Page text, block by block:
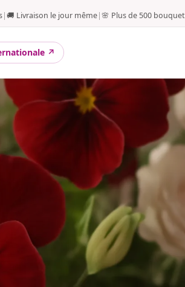
|🚚 Livraison le jour même|🌸 Plus de 500
↗